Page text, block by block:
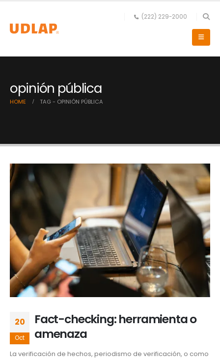
(222) 229-2000
opinión pública
HOME TAG - OPINIÓN PÚBLICA
20
Oct
Fact-checking: herramienta o
amenaza
La verificación de hechos, periodismo de verificación, o como